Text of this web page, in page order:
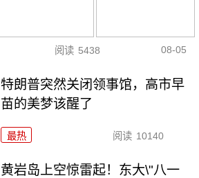
阅读 5438 08-05
特朗普突然关闭领事馆，高市早
苗的美梦该醒了
最热 阅读 10140
黄岩岛上空惊雷起！东大\"八一